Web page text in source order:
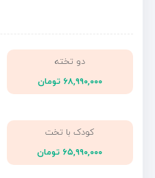
دو تخته
۶۸,۹۹۰,۰۰۰ تومان
کودک با تخت
۶۵,۹۹۰,۰۰۰ تومان